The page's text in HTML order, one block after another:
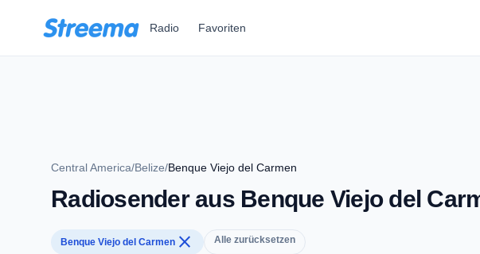
Radio Favoriten
Central America/Belize/Benque Viejo del Carmen
Radiosender aus Benque Viejo del
Benque Viejo del Carmen close Alle zurücksetzen